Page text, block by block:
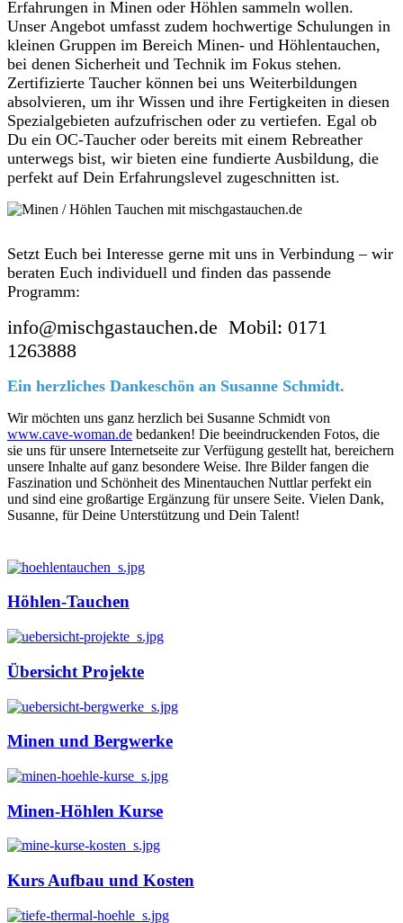
Erfahrungen in Minen oder Höhlen sammeln wollen.
Unser Angebot umfasst zudem hochwertige Schulungen in
kleinen Gruppen im Bereich Minen- und Höhlentauchen,
bei denen Sicherheit und Technik im Fokus stehen.
Zertifizierte Taucher können bei uns Weiterbildungen
absolvieren, um ihr Wissen und ihre Fertigkeiten in diesen
Spezialgebieten aufzufrischen oder zu vertiefen. Egal ob
Du ein OC-Taucher oder bereits mit einem Rebreather
unterwegs bist, wir bieten eine fundierte Ausbildung, die
perfekt auf Dein Erfahrungslevel zugeschnitten ist.
Setzt Euch bei Interesse gerne mit uns in Verbindung – wir
beraten Euch individuell und finden das passende
Programm:
info@mischgastauchen.de Mobil: 0171
1263888
Ein herzliches Dankeschön an Susanne Schmidt.
Wir möchten uns ganz herzlich bei Susanne Schmidt von
www.cave-woman.de bedanken! Die beeindruckenden Fotos, die
sie uns für unsere Internetseite zur Verfügung gestellt hat, bereichern
unsere Inhalte auf ganz besondere Weise. Ihre Bilder fangen die
Faszination und Schönheit des Minentauchen Nuttlar perfekt ein
und sind eine großartige Ergänzung für unsere Seite. Vielen Dank,
Susanne, für Deine Unterstützung und Dein Talent!
Höhlen-Tauchen
Übersicht Projekte
Minen und Bergwerke
Minen-Höhlen Kurse
Kurs Aufbau und Kosten